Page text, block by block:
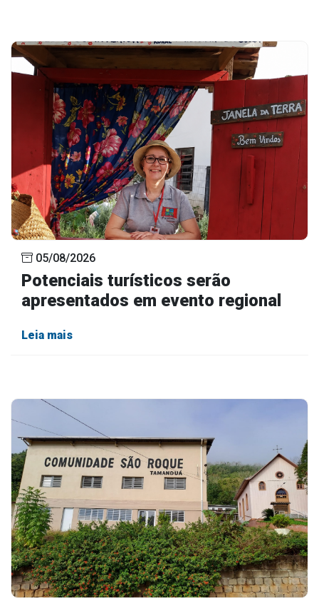
05/08/2026
Potenciais turísticos serão
apresentados em evento regional
Leia mais